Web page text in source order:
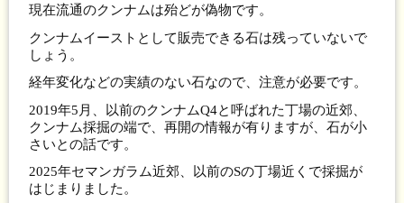
現在流通のクンナムは殆どが偽物です。
クンナムイーストとして販売できる石は残っていないで
しょう。
経年変化などの実績のない石なので、注意が必要です。
2019年5月、以前のクンナムQ4と呼ばれた丁場の近郊、
クンナム採掘の端で、再開の情報が有りますが、石が小
さいとの話です。
2025年セマンガラム近郊、以前のSの丁場近くで採掘が
はじまりました。